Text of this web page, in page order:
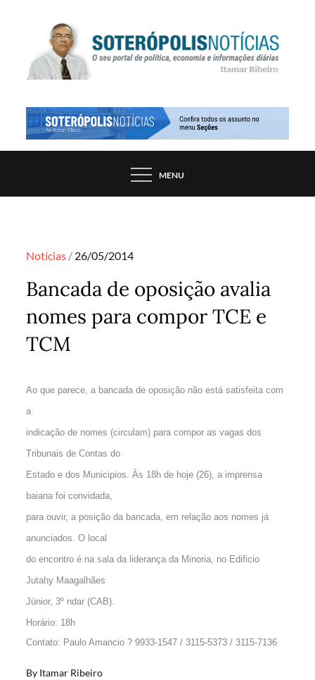
SOTERÓPOLIS NOTÍCIAS
PORTAL DE NOTÍCIAS DE SALVADOR E
MENU
Notícias Posted
26/05/2014
Bancada de oposição avalia
nomes para compor TCE e
TCM
Ao que parece, a bancada de oposição não está satisfeita com
a
indicação de nomes (circulam) para compor as vagas dos
Tribunais de Contas do
Estado e dos Municipios. Às 18h de hoje (26), a imprensa
baiana foi convidada,
para ouvir, a posição da bancada, em relação aos nomes já
anunciados. O local
do encontro é na sala da liderança da Minoria, no Edificio
Jutahy Maagalhães
Júnior, 3º ndar (CAB).
Horário: 18h
Contato: Paulo Amancio ? 9933-1547 / 3115-5373 / 3115-7136
By Itamar Ribeiro